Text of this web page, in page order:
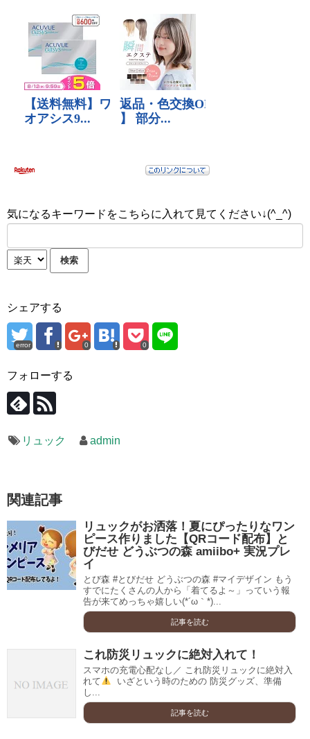
気になるキーワードをこちらに入れて見てください↓(^_^)
シェアする
error 0 0
フォローする
リュック admin
関連記事
リュックがお洒落！夏にぴったりなワン
ピース作りました【QRコード配布】と
びだせ どうぶつの森 amiibo+ 実況プレ
イ
とび森 #とびだせ どうぶつの森 #マイデザイン もう
すでにたくさんの人から「着てるよ～」っていう報
告が来てめっちゃ嬉しい(*´ω｀*)...
記事を読む
これ防災リュックに絶対入れて！
スマホの充電心配なし／⁠ これ防災リュックに絶対入
れて
⁠ ⁠ いざという時のための⁠ 防災グッズ、準備
し...
記事を読む